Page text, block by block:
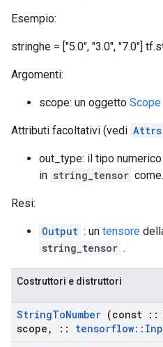
Esempio:
stringhe = ["5.0", "3.0", "7.0"]
Argomenti:
scope: un oggetto Scope
Attributi facoltativi (vedi Attrs
out_type: il tipo
in string_tensor come.
Resi:
Output : un tensore
string_tensor .
Costruttori e distruttori
StringToNumber (const ::
scope , :: tensorflow::